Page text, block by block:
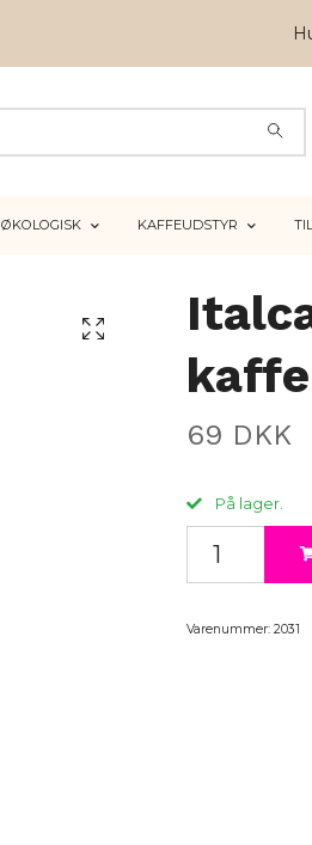
ØKOLOGISK KAFFEUDSTYR
69 DKK
På lager.
Varenummer: 2031